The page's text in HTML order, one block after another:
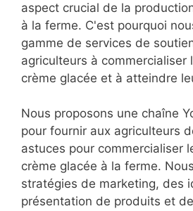
aspect crucial de la
à la ferme. C'est pourquoi
gamme de services de
agriculteurs à commercialiser
crème glacée et à atteindre
Nous proposons une chaîne
pour fournir aux agriculteurs
astuces pour commercialiser
crème glacée à la ferme.
stratégies de marketing, des
présentation de produits et